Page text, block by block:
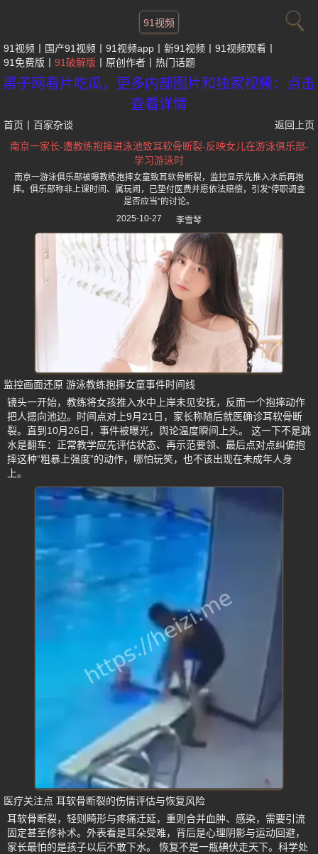
91视频
91视频 国产91视频 91视频app 新91视频
91视频观看
91免费版
91破解版 原创作者 热门话题
黑子网看片吃瓜，更多内部图片和独家视频：点击
查看详情
首页 百家杂谈
返回上页
南京一家长-遭教练抱摔进泳池致耳软骨断裂-反映女儿在游泳俱乐部-
学习游泳时
南京一游泳俱乐部被曝教练抱摔女童致耳软骨断裂，监控显示先推入水后再抱
摔。俱乐部称非上课时间、属玩闹，已垫付医费并愿依法赔偿，引发“停职调查
是否应当”的讨论。
2025-10-27
李雪琴
监控画面还原 游泳教练抱摔女童事件时间线
镜头一开始，教练将女孩推入水中上岸未见安抚，反而一个抱摔动作
把人摁向池边。时间点对上9月21日，家长称随后就医确诊耳软骨断
裂。直到10月26日，事件被曝光，舆论温度瞬间上头。 这一下不是跳
水是翻车：正常教学应先评估状态、再示范要领、最后点对点纠偏抱
摔这种“粗暴上强度”的动作，哪怕玩笑，也不该出现在未成年人身
上。
医疗关注点 耳软骨断裂的伤情评估与恢复风险
耳软骨断裂，轻则畸形与疼痛迁延，重则合并血肿、感染，需要引流
固定甚至修补术。外表看是耳朵受难，背后是心理阴影与运动回避，
家长最怕的是孩子以后不敢下水。 恢复不是一瓶碘伏走天下。科学处